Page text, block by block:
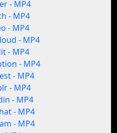
- MP4
- MP4
- MP4
- MP4
- MP4
- MP4
- MP4
- MP4
- MP4
- MP4
- MP4